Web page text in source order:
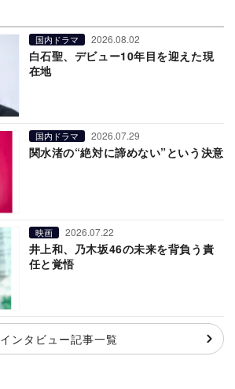
国内ドラマ 2026.08.02
白石聖、デビュー10年目を迎えた現
在地
国内ドラマ 2026.07.29
関水渚の“絶対に諦めない”という決意
映画 2026.07.22
井上和、乃木坂46の未来を背負う責
任と覚悟
インタビュー記事一覧